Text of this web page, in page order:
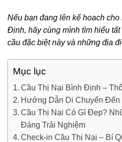
Nếu bạn đang lên kế hoạch
Định, hãy cùng mình tìm hiểu
cầu đặc biệt này và những địa
Mục lục
Cầu Thị Nại Bình Định –
Hướng Dẫn Di Chuyển Đến
Cầu Thị Nại Có Gì Đẹp?
Đáng Trải Nghiệm
Check-in Cầu Thị Nại – Bí